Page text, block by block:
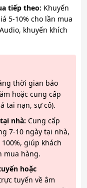
tiếp theo: Khuyến
5-10% cho lần mua
khuyến khích
thời gian bảo
hoặc cung cấp
tai nạn, sự cố).
nhà: Cung cấp
7-10 ngày tại nhà,
giúp khách
mua hàng.
hoặc
tuyến về âm